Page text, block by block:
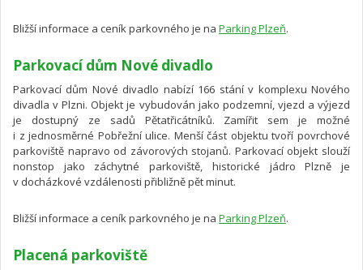
Bližší informace a ceník parkovného je na Parking Plzeň.
Parkovací dům Nové divadlo
Parkovací dům Nové divadlo nabízí 166 stání v komplexu Nového
divadla v Plzni. Objekt je vybudován jako podzemní, vjezd a výjezd
je dostupný ze sadů Pětatřicátníků. Zamířit sem je možné
i z jednosměrné Pobřežní ulice. Menší část objektu tvoří povrchové
parkoviště napravo od závorových stojanů. Parkovací objekt slouží
nonstop jako záchytné parkoviště, historické jádro Plzně je
v docházkové vzdálenosti přibližně pět minut.
Bližší informace a ceník parkovného je na Parking Plzeň.
Placená parkoviště